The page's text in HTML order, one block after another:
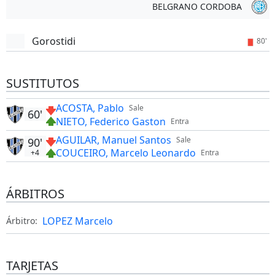
BELGRANO CORDOBA
Gorostidi 80'
SUSTITUTOS
Sale
ACOSTA, Pablo
Entra
NIETO, Federico Gaston
60'
Sale
AGUILAR, Manuel Santos
Entra
COUCEIRO, Marcelo Leonardo
90'
+4
ÁRBITROS
Árbitro: LOPEZ Marcelo
TARJETAS